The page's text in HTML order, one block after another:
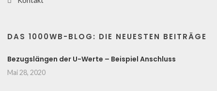
DAS 1000WB-BLOG: DIE NEUESTEN BEITRÄGE
Bezugslängen der U-Werte – Beispiel Anschluss
Mai 28, 2020